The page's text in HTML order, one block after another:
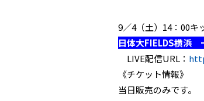
9／4（土）14：00キ
日体大FIELDS横浜
LIVE配信URL：
《チケット情報》
当日販売のみです。